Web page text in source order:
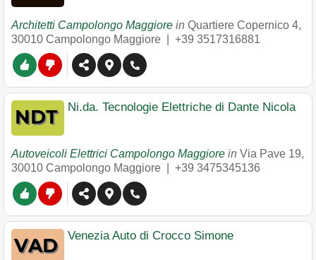
Architetti Campolongo Maggiore in Quartiere Copernico 4,
30010 Campolongo Maggiore +39 3517316881
Ni.da. Tecnologie Elettriche di Dante Nicola
Autoveicoli Elettrici Campolongo Maggiore in Via Pave 19,
30010 Campolongo Maggiore +39 3475345136
Venezia Auto di Crocco Simone